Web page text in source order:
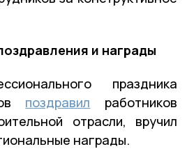
и награды
праздника
поздравил работников
отрасли, вручил
награды.